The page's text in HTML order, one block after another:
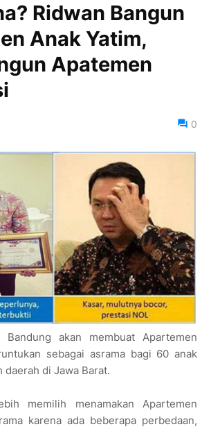
Ridwan Bangun
Anak Yatim,
Apatemen
0
Bandung akan membuat Apartemen
sebagai asrama bagi 60 anak
di Jawa Barat.
memilih menamakan Apartemen
karena ada beberapa perbedaan,